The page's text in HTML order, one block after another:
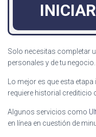
Solo necesitas completar
personales y de tu negocio.
Lo mejor es que esta
requiere historial crediticio
Algunos servicios como
en línea en cuestión de